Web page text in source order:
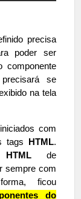
precisa
poder ser
componente
precisará se
na tela
com
tags HTML.
de
sempre com
ficou
do